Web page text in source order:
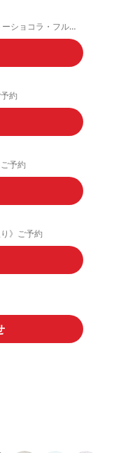
《ホールケーキ・チーズケーキ・ガトーショコラ・フルーツタルト》ご予約
約
予約
》ご予約